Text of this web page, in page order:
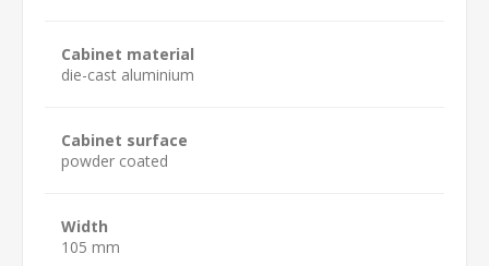
Cabinet material
die-cast aluminium
Cabinet surface
powder coated
Width
105 mm